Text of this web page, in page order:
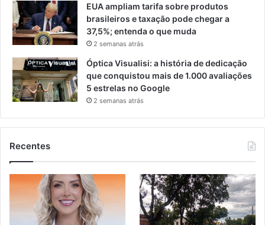
EUA ampliam tarifa sobre produtos
brasileiros e taxação pode chegar a
37,5%; entenda o que muda
2 semanas atrás
Óptica Visualisi: a história de dedicação
que conquistou mais de 1.000 avaliações
5 estrelas no Google
2 semanas atrás
Recentes